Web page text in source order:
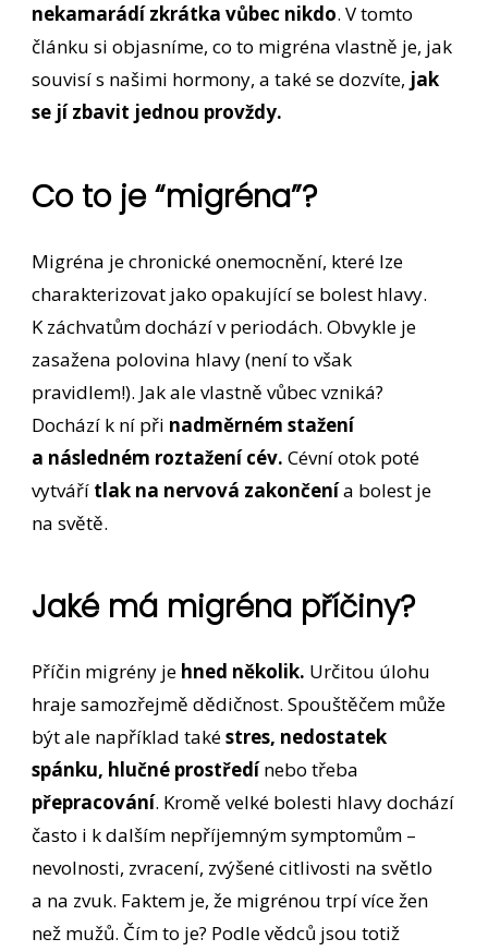
nekamarádí zkrátka vůbec nikdo. V tomto
článku si objasníme, co to migréna vlastně je, jak
souvisí s našimi hormony, a také se dozvíte, jak
se jí zbavit jednou provždy.
Co to je “migréna”?
Migréna je chronické onemocnění, které lze
charakterizovat jako opakující se bolest hlavy.
K záchvatům dochází v periodách. Obvykle je
zasažena polovina hlavy (není to však
pravidlem!). Jak ale vlastně vůbec vzniká?
Dochází k ní při nadměrném stažení
a následném roztažení cév. Cévní otok poté
vytváří tlak na nervová zakončenía bolest je
na světě.
Jaké má migréna příčiny?
Příčin migrény je hned několik. Určitou úlohu
hraje samozřejmě dědičnost. Spouštěčem může
být ale například takéstres, nedostatek
spánku, hlučné prostředínebo třeba
přepracování. Kromě velké bolesti hlavy dochází
často i k dalším nepříjemným symptomům –
nevolnosti, zvracení, zvýšené citlivosti na světlo
a na zvuk. Faktem je, že migrénou trpí více žen
než mužů. Čím to je? Podle vědců jsou totiž